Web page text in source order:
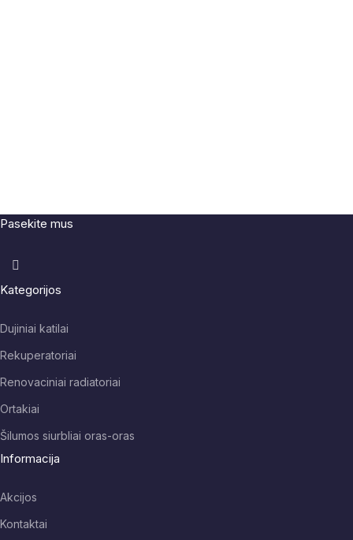
Pasekite mus
Kategorijos
Dujiniai katilai
Rekuperatoriai
Renovaciniai radiatoriai
Ortakiai
Šilumos siurbliai oras-oras
Informacija
Akcijos
Kontaktai